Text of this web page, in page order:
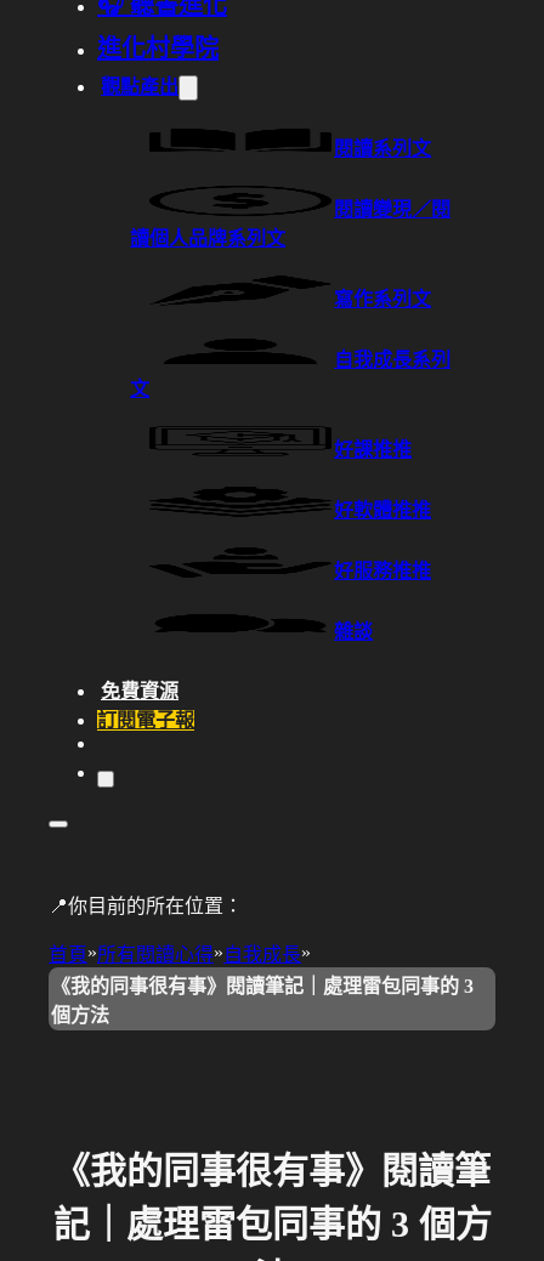
進化村學院
觀點產出
閱讀系列文
閱讀變現／閱
讀個人品牌系列文
寫作系列文
自我成長系列
文
好課推推
好軟體推推
好服務推推
雜談
免費資源
訂閱電子報
📍你目前的所在位置：
首頁»所有閱讀心得»自我成長»
《我的同事很有事》閱讀筆記｜處理雷包同事的 3
個方法
《我的同事很有事》閱讀筆
記｜處理雷包同事的 3 個方